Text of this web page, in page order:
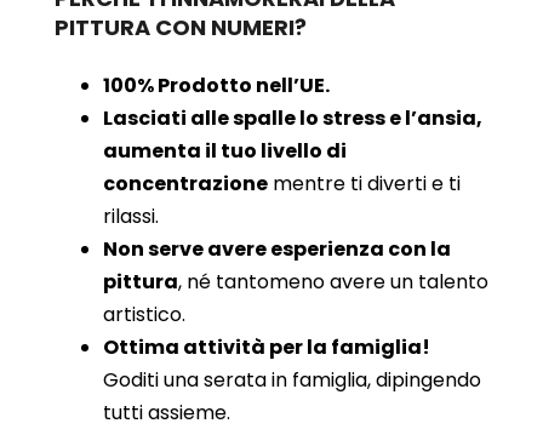
PITTURA CON NUMERI?
100% Prodotto nell’UE.
Lasciati alle spalle lo stress e l’ansia,
aumenta il tuo livello di
concentrazione mentre ti diverti e ti
rilassi.
Non serve avere esperienza con la
pittura, né tantomeno avere un talento
artistico.
Ottima attività per la famiglia!
Goditi una serata in famiglia, dipingendo
tutti assieme.